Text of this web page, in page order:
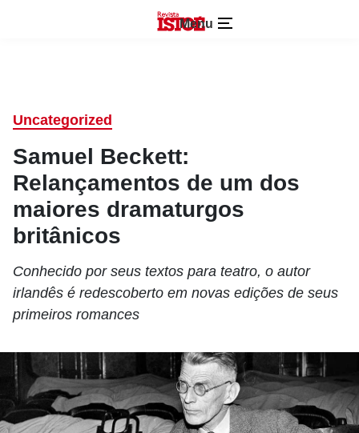
Menu
Uncategorized
Samuel Beckett:
Relançamentos de um dos
maiores dramaturgos
britânicos
Conhecido por seus textos para teatro, o autor
irlandês é redescoberto em novas edições de seus
primeiros romances